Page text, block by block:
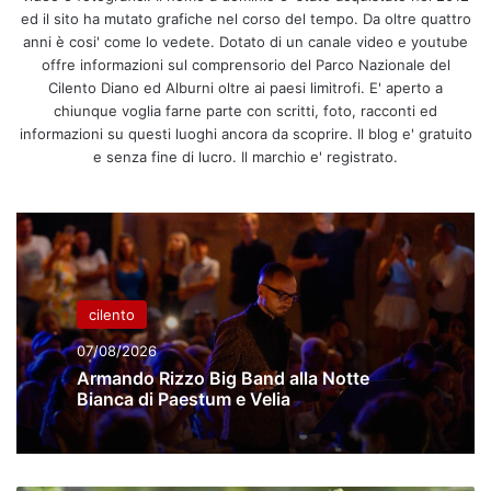
ed il sito ha mutato grafiche nel corso del tempo. Da oltre quattro
anni è cosi' come lo vedete. Dotato di un canale video e youtube
offre informazioni sul comprensorio del Parco Nazionale del
Cilento Diano ed Alburni oltre ai paesi limitrofi. E' aperto a
chiunque voglia farne parte con scritti, foto, racconti ed
informazioni su questi luoghi ancora da scoprire. Il blog e' gratuito
e senza fine di lucro. Il marchio e' registrato.
cilento
07/08/2026
Armando Rizzo Big Band alla Notte
Bianca di Paestum e Velia